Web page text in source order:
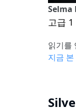
Selma
고급 1
읽기를
지금